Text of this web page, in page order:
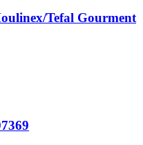
Tefal Gourment